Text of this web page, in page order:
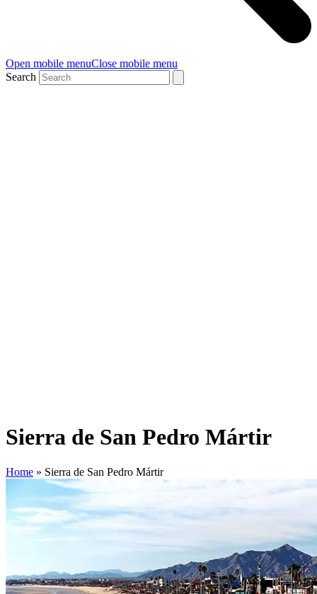
Open mobile menuClose mobile menu
Search
Sierra de San Pedro Mártir
Home » Sierra de San Pedro Mártir